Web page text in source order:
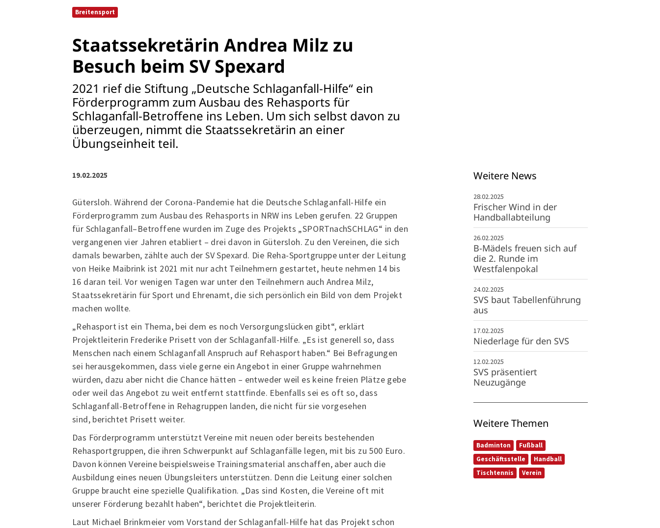
Breitensport
Staatssekretärin Andrea Milz zu
Besuch beim SV Spexard
2021 rief die Stiftung „Deutsche Schlaganfall-Hilfe“ ein
Förderprogramm zum Ausbau des Rehasports für
Schlaganfall-Betroffene ins Leben. Um sich selbst davon zu
überzeugen, nimmt die Staatssekretärin an einer
Übungseinheit teil.
19.02.2025
Gütersloh. Während der Corona-Pandemie hat die Deutsche Schlaganfall-Hilfe ein
Förderprogramm zum Ausbau des Rehasports in NRW ins Leben gerufen. 22 Gruppen
für Schlaganfall–Betroffene wurden im Zuge des Projekts „SPORTnachSCHLAG“ in den
vergangenen vier Jahren etabliert – drei davon in Gütersloh. Zu den Vereinen, die sich
damals bewarben, zählte auch der SV Spexard. Die Reha-Sportgruppe unter der Leitung
von Heike Maibrink ist 2021 mit nur acht Teilnehmern gestartet, heute nehmen 14 bis
16 daran teil. Vor wenigen Tagen war unter den Teilnehmern auch Andrea Milz,
Staatssekretärin für Sport und Ehrenamt, die sich persönlich ein Bild von dem Projekt
machen wollte.
„Rehasport ist ein Thema, bei dem es noch Versorgungslücken gibt“, erklärt
Projektleiterin Frederike Prisett von der Schlaganfall-Hilfe. „Es ist generell so, dass
Menschen nach einem Schlaganfall Anspruch auf Rehasport haben.“ Bei Befragungen
sei herausgekommen, dass viele gerne ein Angebot in einer Gruppe wahrnehmen
würden, dazu aber nicht die Chance hätten – entweder weil es keine freien Plätze gebe
oder weil das Angebot zu weit entfernt stattfinde. Ebenfalls sei es oft so, dass
Schlaganfall-Betroffene in Rehagruppen landen, die nicht für sie vorgesehen
sind, berichtet Prisett weiter.
Das Förderprogramm unterstützt Vereine mit neuen oder bereits bestehenden
Rehasportgruppen, die ihren Schwerpunkt auf Schlaganfälle legen, mit bis zu 500 Euro.
Davon können Vereine beispielsweise Trainingsmaterial anschaffen, aber auch die
Ausbildung eines neuen Übungsleiters unterstützen. Denn die Leitung einer solchen
Gruppe braucht eine spezielle Qualifikation. „Das sind Kosten, die Vereine oft mit
unserer Förderung bezahlt haben“, berichtet die Projektleiterin.
Laut Michael Brinkmeier vom Vorstand der Schlaganfall-Hilfe hat das Projekt schon
Weitere News
28.02.2025
Frischer Wind in der
Handballabteilung
26.02.2025
B-Mädels freuen sich auf
die 2. Runde im
Westfalenpokal
24.02.2025
SVS baut Tabellenführung
aus
17.02.2025
Niederlage für den SVS
12.02.2025
SVS präsentiert
Neuzugänge
Weitere Themen
Badminton
Fußball
Geschäftsstelle
Handball
Tischtennis
Verein
Sportangebote finden
Sportsuche
Ausfälle und Vertretungen
Deutsches Sportabzeichen
Downloads
Termine
Fragen & Antworten